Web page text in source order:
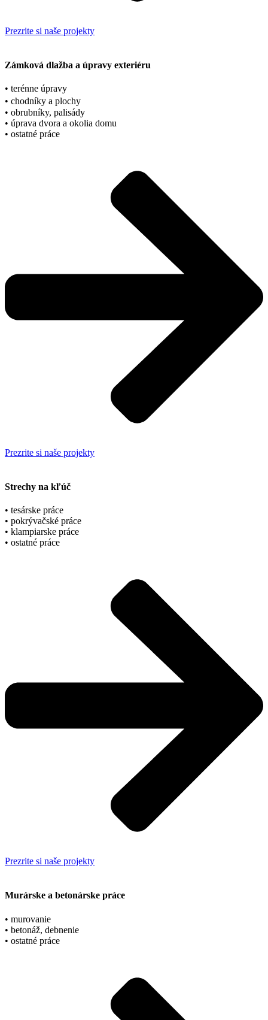
Prezrite si naše projekty
Zámková dlažba a úpravy exteriéru
• terénne úpravy
• chodníky a plochy
• obrubníky, palisády
• úprava dvora a okolia domu
• ostatné práce
Prezrite si naše projekty
Strechy na kľúč
• tesárske práce
• pokrývačské práce
• klampiarske práce
• ostatné práce
Prezrite si naše projekty
Murárske a betonárske práce
• murovanie
• betonáž, debnenie
• ostatné práce